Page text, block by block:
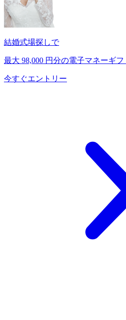
結婚式場探しで
最大 98,000 円分の電子マネーギフ
今すぐエントリー